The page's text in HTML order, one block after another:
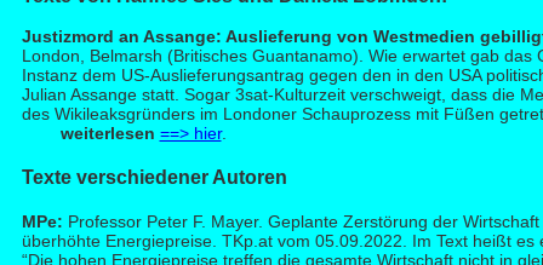
Justizmord an Assange: Auslieferung von Westmedien
London, Belmarsh (Britisches Guantanamo). Wie erwartet gab das
Instanz dem US-Auslieferungsantrag gegen den in den USA
Julian Assange statt. Sogar 3sat-Kulturzeit verschweigt, dass die
des Wikileaksgründers im Londoner Schauprozess mit Füßen
weiterlesen ==> hier.
Texte verschiedener Autoren
MPe: Professor Peter F. Mayer. Geplante Zerstörung der
überhöhte Energiepreise. TKp.at vom 05.09.2022. Im Text heißt es
“Die hohen Energiepreise treffen die gesamte Wirtschaft nicht in